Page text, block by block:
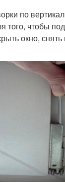
по
того, чтобы
окно,